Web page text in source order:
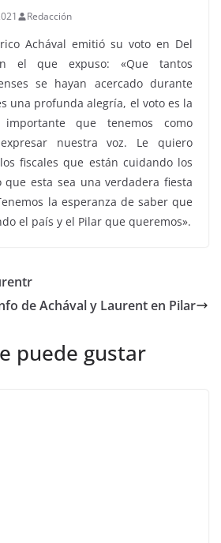
Redacción
Achával emitió su voto en Del
el que expuso: «Que tantos
se hayan acercado durante
una profunda alegría, el voto es la
que tenemos como
nuestra voz. Le quiero
fiscales que están cuidando los
que esta sea una verdadera fiesta
la esperanza de saber que
el país y el Pilar que queremos».
de Achával y Laurent en Pilar
puede gustar